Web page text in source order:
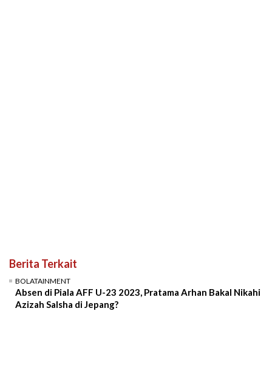
Berita Terkait
BOLATAINMENT
Absen di Piala AFF U-23 2023, Pratama Arhan Bakal Nikahi
Azizah Salsha di Jepang?